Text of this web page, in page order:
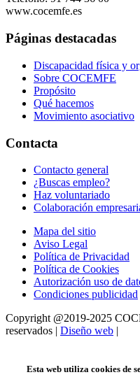
www.cocemfe.es
Páginas destacadas
Discapacidad física y
Sobre COCEMFE
Propósito
Qué hacemos
Movimiento asociativo
Contacta
Contacto general
¿Buscas empleo?
Haz voluntariado
Colaboración
Mapa del sitio
Aviso Legal
Política de Privacidad
Política de Cookies
Autorización uso de
Condiciones publicidad
Copyright @2019-2025
reservados | Diseño web |
Esta web utiliza cookies de